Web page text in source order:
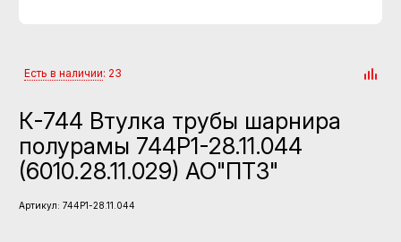
Есть в наличии: 23
К-744 Втулка трубы шарнира
полурамы 744Р1-28.11.044
(6010.28.11.029) АО"ПТЗ"
Артикул: 744Р1-28.11.044